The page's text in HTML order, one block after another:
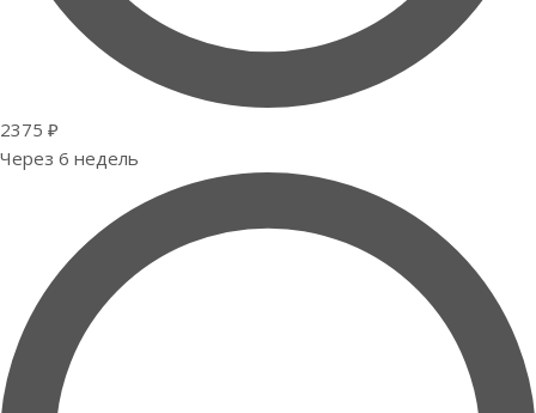
2375 ₽
Через 6 недель